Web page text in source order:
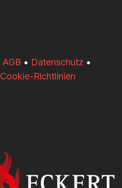
AGB • Datenschutz •
Cookie-Richtlinien